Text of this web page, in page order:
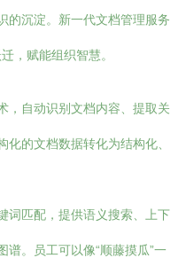
的沉淀。新一代文档管理服务
，赋能组织智慧。
，自动识别文档内容、提取关
的文档数据转化为结构化、
词匹配，提供语义搜索、上下
。员工可以像“顺藤摸瓜”一